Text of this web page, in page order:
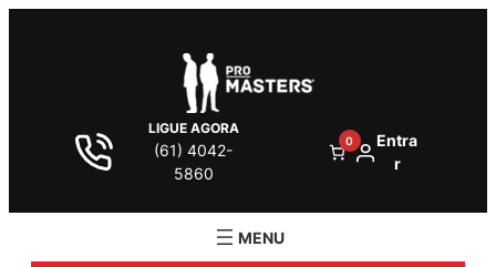
LIGUE AGORA
(61) 4042-
5860
0
Entra
r